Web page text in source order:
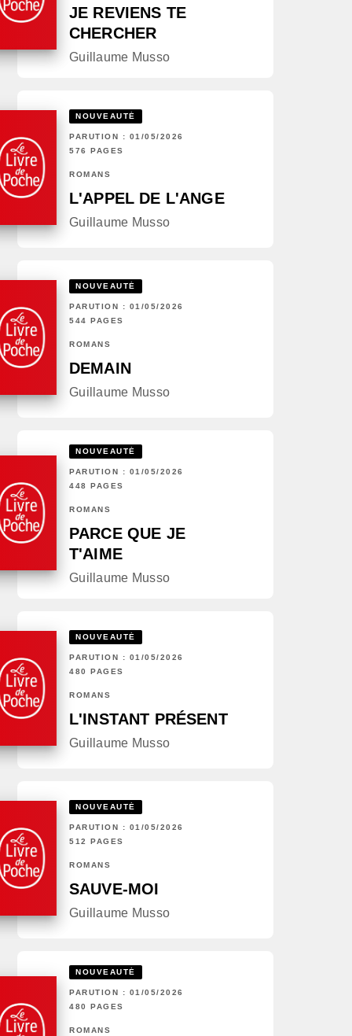
JE REVIENS TE
CHERCHER
Guillaume Musso
NOUVEAUTÉ
PARUTION : 01/05/2026
576 PAGES
ROMANS
L'APPEL DE L'ANGE
Guillaume Musso
NOUVEAUTÉ
PARUTION : 01/05/2026
544 PAGES
ROMANS
DEMAIN
Guillaume Musso
NOUVEAUTÉ
PARUTION : 01/05/2026
448 PAGES
ROMANS
PARCE QUE JE
T'AIME
Guillaume Musso
NOUVEAUTÉ
PARUTION : 01/05/2026
480 PAGES
ROMANS
L'INSTANT PRÉSENT
Guillaume Musso
NOUVEAUTÉ
PARUTION : 01/05/2026
512 PAGES
ROMANS
SAUVE-MOI
Guillaume Musso
NOUVEAUTÉ
PARUTION : 01/05/2026
480 PAGES
ROMANS